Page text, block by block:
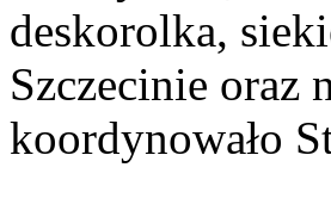
deskorolka,
Szczecinie oraz
koordynowało